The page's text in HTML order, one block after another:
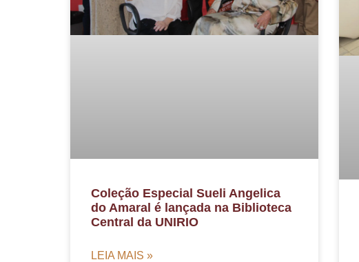
Coleção Especial Sueli Angelica
do Amaral é lançada na Biblioteca
Central da UNIRIO
LEIA MAIS »